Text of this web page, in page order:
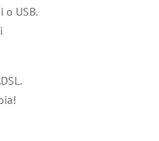
o USB.